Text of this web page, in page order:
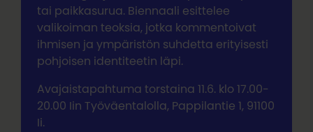
tai paikkasurua. Biennaali esittelee
valikoiman teoksia, jotka kommentoivat
ihmisen ja ympäristön suhdetta erityisesti
pohjoisen identiteetin läpi.
Avajaistapahtuma torstaina 11.6. klo 17.00-
20.00 Iin Työväentalolla, Pappilantie 1, 91100
Ii.